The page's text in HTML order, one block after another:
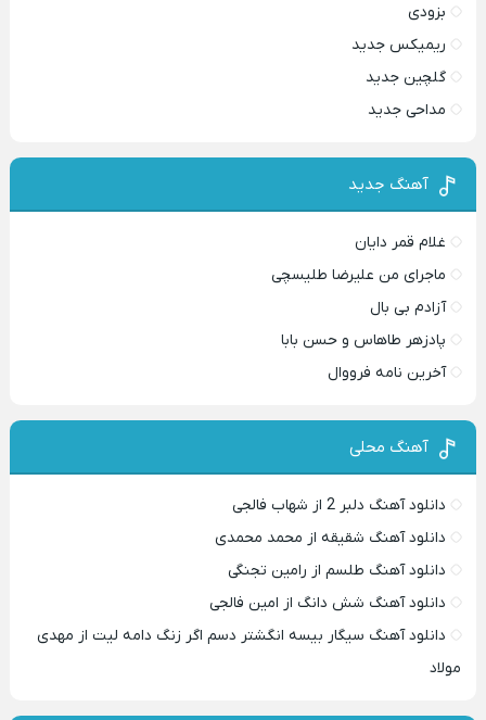
بزودی
ریمیکس جدید
گلچین جدید
مداحی جدید
آهنگ جدید
غلام قمر دایان
ماجرای من علیرضا طلیسچی
آزادم بی بال
پادزهر طاهاس و حسن بابا
آخرین نامه فرووال
آهنگ محلی
دانلود آهنگ دلبر 2 از شهاب فالجی
دانلود آهنگ شقیقه از محمد محمدی
دانلود آهنگ طلسم از رامین تجنگی
دانلود آهنگ شش دانگ از امین فالجی
دانلود آهنگ سیگار بیسه انگشتر دسم اگر زنگ دامه لیت از مهدی
مولاد